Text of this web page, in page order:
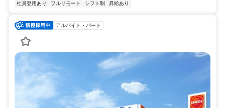
社員登用あり フルリモート シフト制 昇給あり
アルバイト・パート